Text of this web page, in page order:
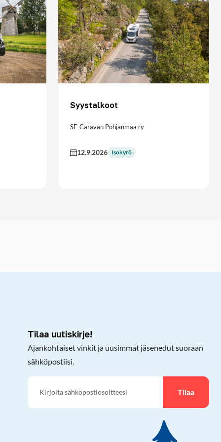
Syystalkoot
SF-Caravan Pohjanmaa ry
12.9.2026 Isokyrö
Tilaa uutiskirje!
Ajankohtaiset vinkit ja uusimmat jäsenedut suoraan
sähköpostiisi.
Tilaa